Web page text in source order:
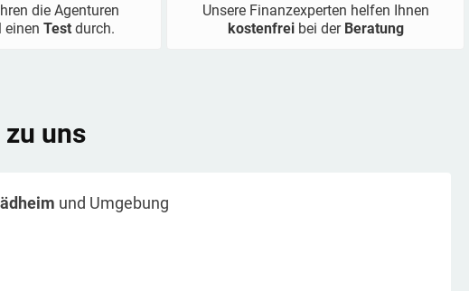
die Agenturen
einenTestdurch.
Unsere Finanzexperten helfen Ihnen
kostenfrei bei der Beratung
uns
und Umgebung